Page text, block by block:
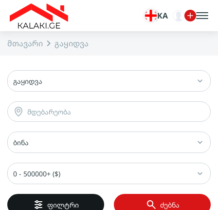
KA
მთავარი გაყიდვა
გაყიდვა
მდებარეობა
ბინა
0 - 500000+ ($)
ფილტრი ძებნა